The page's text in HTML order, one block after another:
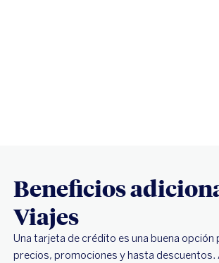
Beneficios
Viajes
Una tarjeta de crédito es una buena
precios, promociones y hasta